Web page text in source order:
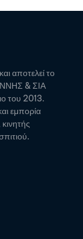
αποτελεί το
& ΣΙΑ
του 2013.
εμπορία